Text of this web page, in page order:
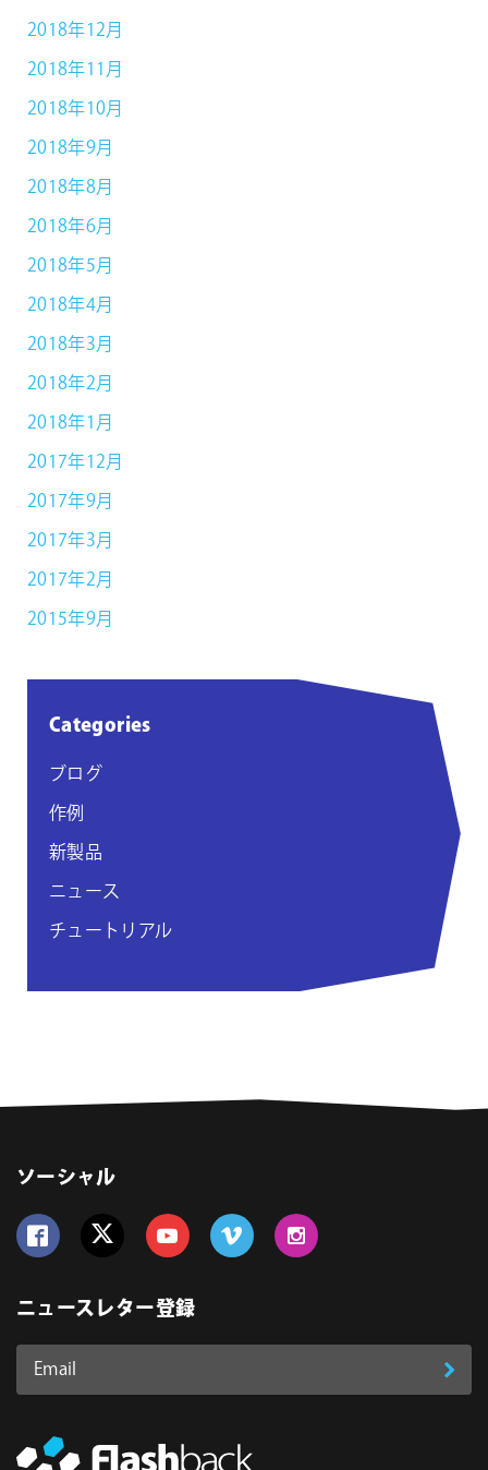
2018年12月
2018年11月
2018年10月
2018年9月
2018年8月
2018年6月
2018年5月
2018年4月
2018年3月
2018年2月
2018年1月
2017年12月
2017年9月
2017年3月
2017年2月
2015年9月
Categories
ブログ
作例
新製品
ニュース
チュートリアル
ソーシャル
ニュースレター登録
Email
ス
登